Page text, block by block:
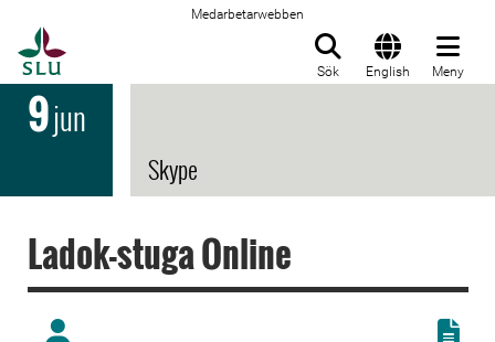
Medarbetarwebben
Sök English Meny
9jun
Skype
Ladok-stuga Online